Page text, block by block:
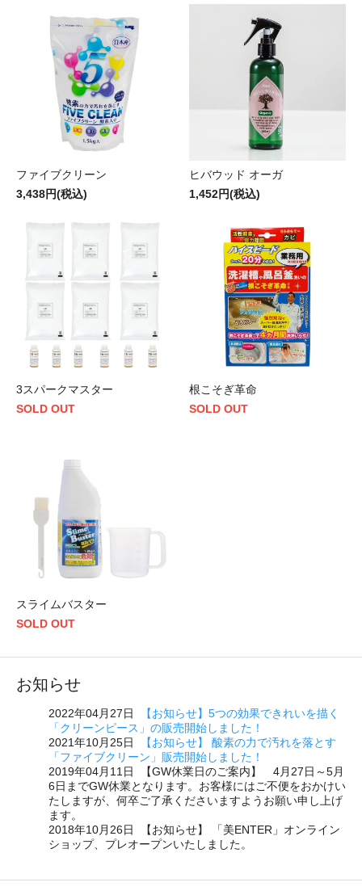
ファイブクリーン
3,438円(税込)
ヒバウッド オーガ
1,452円(税込)
3スパークマスター
SOLD OUT
根こそぎ革命
SOLD OUT
スライムバスター
SOLD OUT
お知らせ
2022年04月27日
【お知らせ】5つの効果できれいを描く
「クリーンピース」の販売開始しました！
2021年10月25日
【お知らせ】 酸素の力で汚れを落とす
「ファイブクリーン」販売開始しました！
2019年04月11日 【GW休業日のご案内】 4月27日～5月
6日までGW休業となります。お客様にはご不便をおかけい
たしますが、何卒ご了承くださいますようお願い申し上げ
ます。
2018年10月26日 【お知らせ】 「美ENTER」オンライン
ショップ、プレオープンいたしました。